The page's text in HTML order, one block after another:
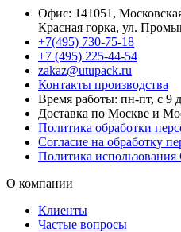
Офис: 141051,
Красная горка, ул.
+7(495) 730-75-18
+7 (495) 225-44-54
zakaz@utupack.ru
Контакты производства
Время работы: пн-пт, с 9
Доставка по Москве и
Политика обработки
Согласие на обработку
Политика использования
О компании
Клиенты
Частые вопросы